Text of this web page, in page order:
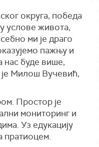
округа, победа
услове живота,
ми је драго
пажњу и
нас буде више,
је Милош Вучевић,
Простор је
мониторинг и
Уз едукацију
пратиоцем.